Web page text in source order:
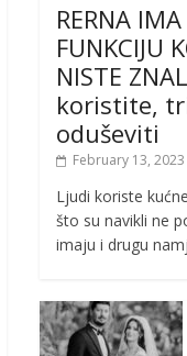
RERNA
FUNKCIJU
NISTE
koristite,
oduševiti
February 13, 2023
Ljudi koriste
što su navikli ne
imaju i drugu